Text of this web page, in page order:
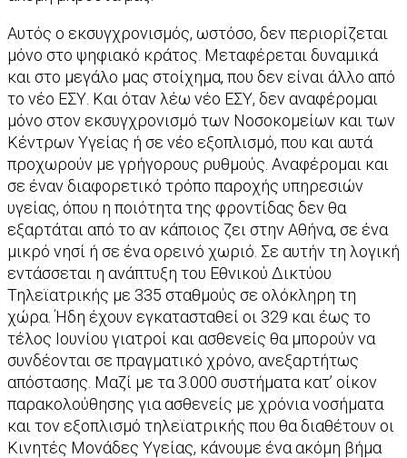
Αυτός ο εκσυγχρονισμός, ωστόσο, δεν περιορίζεται
μόνο στο ψηφιακό κράτος. Μεταφέρεται δυναμικά
και στο μεγάλο μας στοίχημα, που δεν είναι άλλο από
το νέο ΕΣΥ. Και όταν λέω νέο ΕΣΥ, δεν αναφέρομαι
μόνο στον εκσυγχρονισμό των Νοσοκομείων και των
Κέντρων Υγείας ή σε νέο εξοπλισμό, που και αυτά
προχωρούν με γρήγορους ρυθμούς. Αναφέρομαι και
σε έναν διαφορετικό τρόπο παροχής υπηρεσιών
υγείας, όπου η ποιότητα της φροντίδας δεν θα
εξαρτάται από το αν κάποιος ζει στην Αθήνα, σε ένα
μικρό νησί ή σε ένα ορεινό χωριό. Σε αυτήν τη λογική
εντάσσεται η ανάπτυξη του Εθνικού Δικτύου
Τηλεϊατρικής με 335 σταθμούς σε ολόκληρη τη
χώρα. Ήδη έχουν εγκατασταθεί οι 329 και έως το
τέλος Ιουνίου γιατροί και ασθενείς θα μπορούν να
συνδέονται σε πραγματικό χρόνο, ανεξαρτήτως
απόστασης. Μαζί με τα 3.000 συστήματα κατ’ οίκον
παρακολούθησης για ασθενείς με χρόνια νοσήματα
και τον εξοπλισμό τηλεϊατρικής που θα διαθέτουν οι
Κινητές Μονάδες Υγείας, κάνουμε ένα ακόμη βήμα